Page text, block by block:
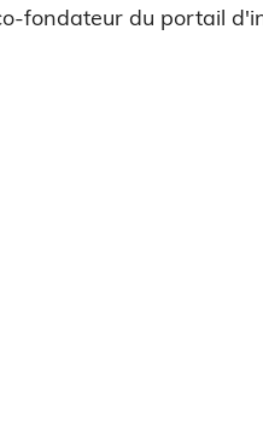
fondateur du portail